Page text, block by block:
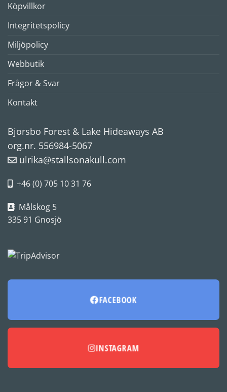
Köpvillkor
Integritetspolicy
Miljöpolicy
Webbutik
Frågor & Svar
Kontakt
Bjorsbo Forest & Lake Hideaways AB
org.nr. 556984-5067
ulrika@stallsonakull.com
+46 (0) 705 10 31 76
Målskog 5
335 91 Gnosjö
FACEBOOK
INSTAGRAM